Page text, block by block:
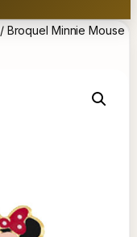
/ Broquel Minnie Mouse